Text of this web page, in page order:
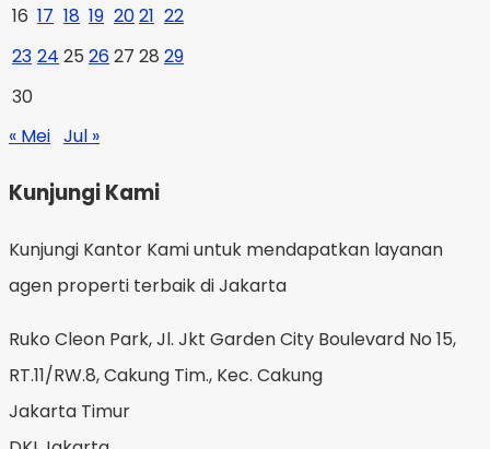
16 17 18 19 2021 22
23 24 25 2627 28 29
30
« Mei Jul »
Kunjungi Kami
Kunjungi Kantor Kami untuk mendapatkan layanan
agen properti terbaik di Jakarta
Ruko Cleon Park, Jl. Jkt Garden City Boulevard No 15,
RT.11/RW.8, Cakung Tim., Kec. Cakung
Jakarta Timur